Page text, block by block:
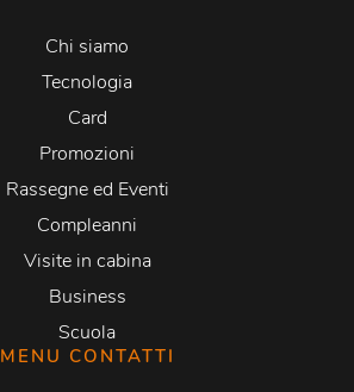
Chi siamo
Tecnologia
Card
Promozioni
Rassegne ed Eventi
Compleanni
Visite in cabina
Business
Scuola
MENU CONTATTI